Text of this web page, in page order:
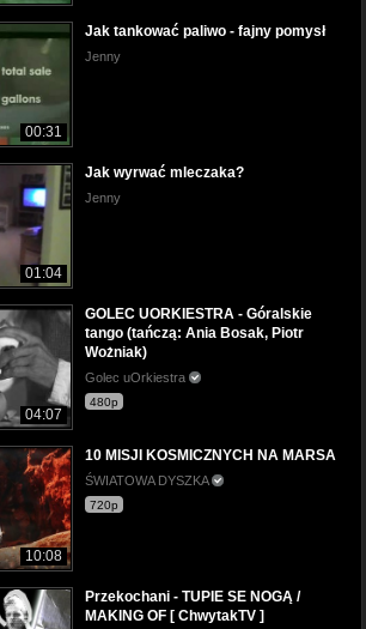
00:31
Jak tankować paliwo - fajny pomysł
Jenny
01:04
Jak wyrwać mleczaka?
Jenny
04:07
GOLEC UORKIESTRA - Góralskie
tango (tańczą: Ania Bosak, Piotr
Wożniak)
Golec uOrkiestra
480p
10:08
10 MISJI KOSMICZNYCH NA MARSA
ŚWIATOWA DYSZKA
720p
Przekochani - TUPIE SE NOGĄ /
MAKING OF [ ChwytakTV ]